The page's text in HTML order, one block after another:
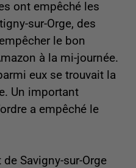
ont empêché les
sur-Orge, des
le bon
à la mi-journée.
eux se trouvait la
Un important
a empêché le
Savigny-sur-Orge